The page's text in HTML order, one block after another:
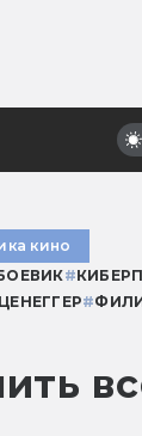
кино
#
#